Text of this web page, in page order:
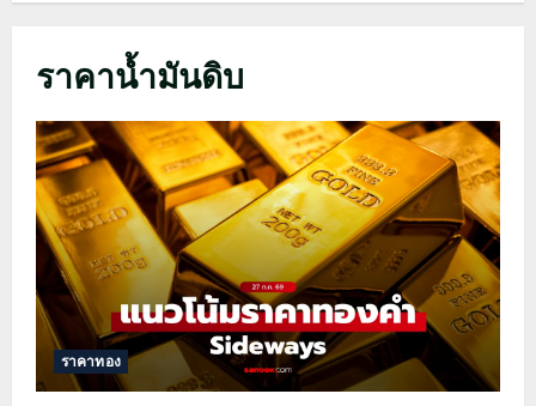
ราคาน้ำมันดิบ
ราคาทอง